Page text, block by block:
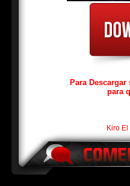
Para
para
Kiro